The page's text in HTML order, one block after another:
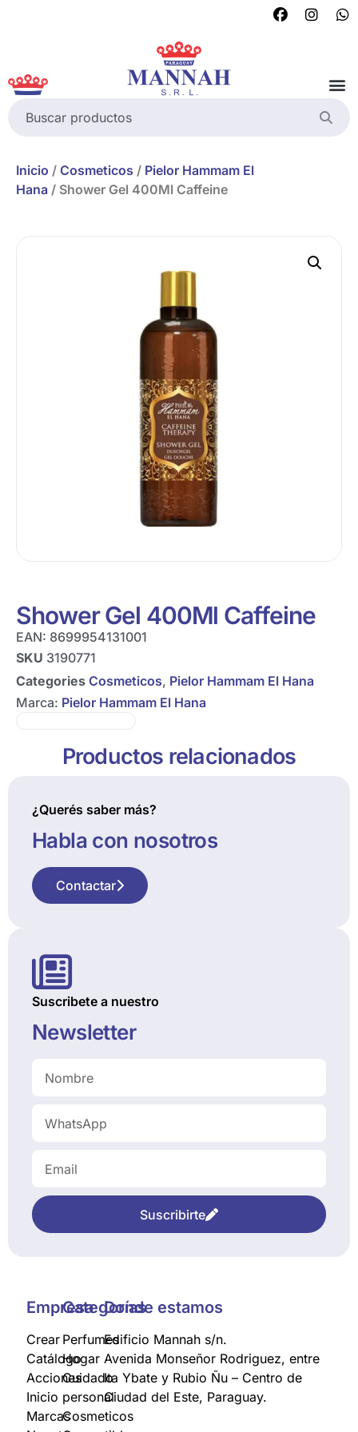
Inicio / Cosmeticos / Pielor Hammam El
Hana / Shower Gel 400Ml Caffeine
Shower Gel 400Ml Caffeine
EAN: 8699954131001
SKU 3190771
Categories Cosmeticos, Pielor Hammam El Hana
Marca: Pielor Hammam El Hana
Productos relacionados
¿Querés saber más?
Habla con nosotros
Contactar
Suscribete a nuestro
Newsletter
Suscribirte
Empresa
Crear
Catálogo
Acciones
Inicio
Marcas
Categorías
Perfumes
Hogar
Cuidado
personal
Cosmeticos
Donde estamos
Edificio Mannah s/n.
Avenida Monseñor Rodriguez, entre
Ita Ybate y Rubio Ñu – Centro de
Ciudad del Este, Paraguay.